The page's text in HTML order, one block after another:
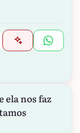
ela nos faz